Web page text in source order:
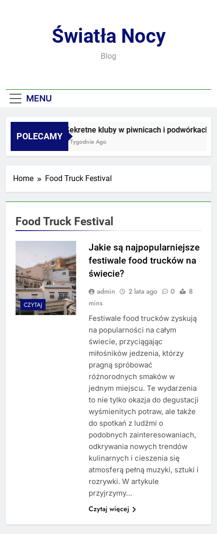
Światła Nocy
Blog
MENU
POLECAMY
Sekretne kluby w piwnicach i podwórkach
2 Tygodnie Ago
Home Food Truck Festival
Food Truck Festival
CZYTAJ
Jakie są najpopularniejsze
festiwale food trucków na
świecie?
admin 2 lata ago 0
8
mins
Festiwale food trucków zyskują
na popularności na całym
świecie, przyciągając
miłośników jedzenia, którzy
pragną spróbować
różnorodnych smaków w
jednym miejscu. Te wydarzenia
to nie tylko okazja do degustacji
wyśmienitych potraw, ale także
do spotkań z ludźmi o
podobnych zainteresowaniach,
odkrywania nowych trendów
kulinarnych i cieszenia się
atmosferą pełną muzyki, sztuki i
rozrywki. W artykule
przyjrzymy…
Czytaj więcej